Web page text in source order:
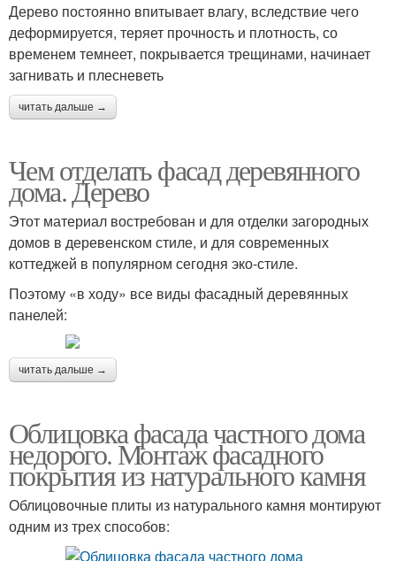
Дерево постоянно впитывает влагу, вследствие чего
деформируется, теряет прочность и плотность, со
временем темнеет, покрывается трещинами, начинает
загнивать и плесневеть
читать дальше →
Чем отделать фасад деревянного
дома. Дерево
Этот материал востребован и для отделки загородных
домов в деревенском стиле, и для современных
коттеджей в популярном сегодня эко-стиле.
Поэтому «в ходу» все виды фасадный деревянных
панелей:
читать дальше →
Облицовка фасада частного дома
недорого. Монтаж фасадного
покрытия из натурального камня
Облицовочные плиты из натурального камня монтируют
одним из трех способов: